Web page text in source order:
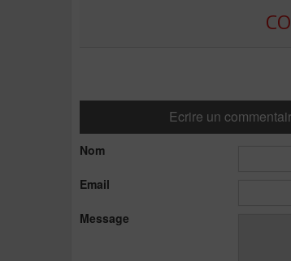
Ecrire un
Nom
Email
Message